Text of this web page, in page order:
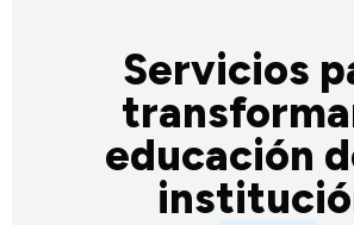
Servicios
educación